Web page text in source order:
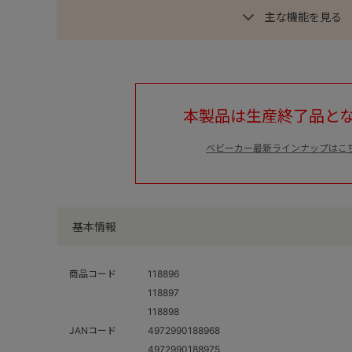
基本情報
商品コード
118896
118897
118898
JANコード
4972990188968
4972990188975
主な機能を見る
本製品は生産終了品と
ベビーカー最新ラインナップはこ